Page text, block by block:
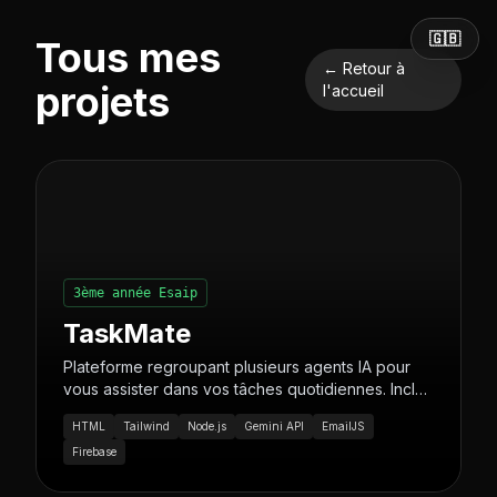
🇬🇧
Tous mes
projets
← Retour à
l'accueil
3ème année Esaip
TaskMate
Plateforme regroupant plusieurs agents IA pour
vous assister dans vos tâches quotidiennes. Inclut
un agent de correction intelligent capable
d'analyser et d'améliorer vos textes.
HTML Tailwind Node.js Gemini API
EmailJS
Firebase